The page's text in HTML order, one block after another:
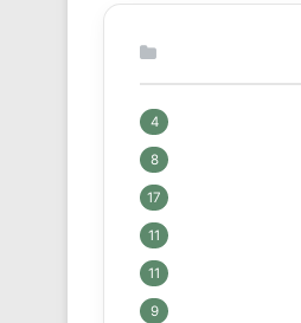
4
8
17
11
11
9